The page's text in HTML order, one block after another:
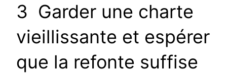
3 Garder une charte
vieillissante et espérer
que la refonte suffise